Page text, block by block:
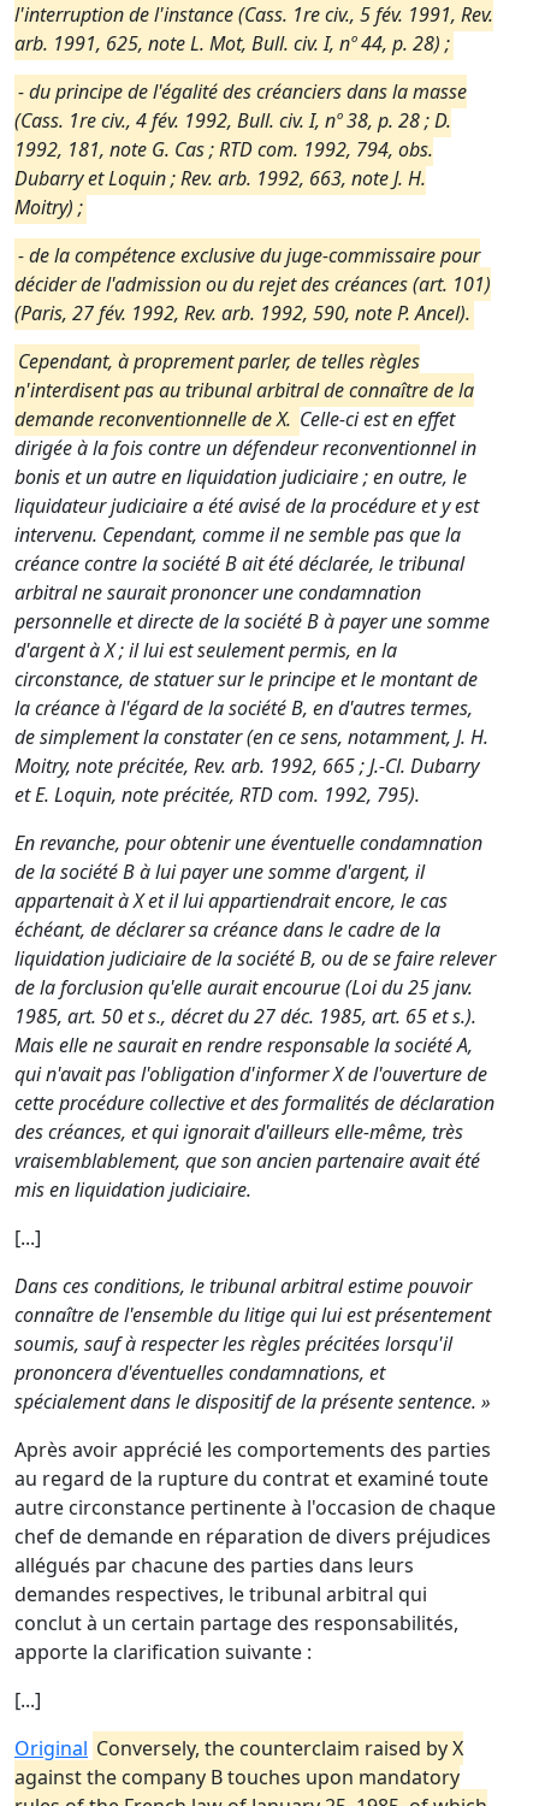
l'interruption de l'instance (Cass. 1re civ., 5 fév. 1991, Rev.
arb. 1991, 625, note L. Mot, Bull. civ. I, nº 44, p. 28) ;
- du principe de l'égalité des créanciers dans la masse
(Cass. 1re civ., 4 fév. 1992, Bull. civ. I, nº 38, p. 28 ; D.
1992, 181, note G. Cas ; RTD com. 1992, 794, obs.
Dubarry et Loquin ; Rev. arb. 1992, 663, note J. H.
Moitry) ;
- de la compétence exclusive du juge-commissaire pour
décider de l'admission ou du rejet des créances (art. 101)
(Paris, 27 fév. 1992, Rev. arb. 1992, 590, note P. Ancel).
Cependant, à proprement parler, de telles règles
n'interdisent pas au tribunal arbitral de connaître de la
demande reconventionnelle de X. Celle-ci est en effet
dirigée à la fois contre un défendeur reconventionnel in
bonis et un autre en liquidation judiciaire ; en outre, le
liquidateur judiciaire a été avisé de la procédure et y est
intervenu. Cependant, comme il ne semble pas que la
créance contre la société B ait été déclarée, le tribunal
arbitral ne saurait prononcer une condamnation
personnelle et directe de la société B à payer une somme
d'argent à X ; il lui est seulement permis, en la
circonstance, de statuer sur le principe et le montant de
la créance à l'égard de la société B, en d'autres termes,
de simplement la constater (en ce sens, notamment, J. H.
Moitry, note précitée, Rev. arb. 1992, 665 ; J.-Cl. Dubarry
et E. Loquin, note précitée, RTD com. 1992, 795).
En revanche, pour obtenir une éventuelle condamnation
de la société B à lui payer une somme d'argent, il
appartenait à X et il lui appartiendrait encore, le cas
échéant, de déclarer sa créance dans le cadre de la
liquidation judiciaire de la société B, ou de se faire relever
de la forclusion qu'elle aurait encourue (Loi du 25 janv.
1985, art. 50 et s., décret du 27 déc. 1985, art. 65 et s.).
Mais elle ne saurait en rendre responsable la société A,
qui n'avait pas l'obligation d'informer X de l'ouverture de
cette procédure collective et des formalités de déclaration
des créances, et qui ignorait d'ailleurs elle-même, très
vraisemblablement, que son ancien partenaire avait été
mis en liquidation judiciaire.
[...]
Dans ces conditions, le tribunal arbitral estime pouvoir
connaître de l'ensemble du litige qui lui est présentement
soumis, sauf à respecter les règles précitées lorsqu'il
prononcera d'éventuelles condamnations, et
spécialement dans le dispositif de la présente sentence. »
Après avoir apprécié les comportements des parties
au regard de la rupture du contrat et examiné toute
autre circonstance pertinente à l'occasion de chaque
chef de demande en réparation de divers préjudices
allégués par chacune des parties dans leurs
demandes respectives, le tribunal arbitral qui
conclut à un certain partage des responsabilités,
apporte la clarification suivante :
[...]
Original Conversely, the counterclaim raised by X
against the company B touches upon mandatory